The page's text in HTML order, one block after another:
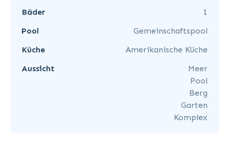
Bäder
1
Pool
Gemeinschaftspool
Küche
Amerikanische Küche
Aussicht
Meer
Pool
Berg
Garten
Komplex